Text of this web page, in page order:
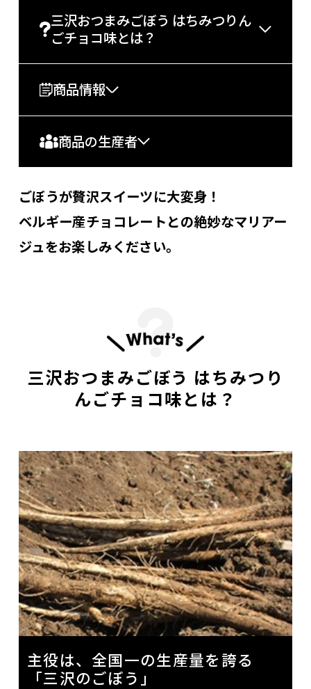
三沢おつまみごぼう はちみつりん
ごチョコ味とは？
商品情報
商品の生産者
ごぼうが贅沢スイーツに大変身！
ベルギー産チョコレートとの絶妙なマリアー
ジュをお楽しみください。
三沢おつまみごぼう はちみつり
んごチョコ味とは？
主役は、全国一の生産量を誇る
「三沢のごぼう」